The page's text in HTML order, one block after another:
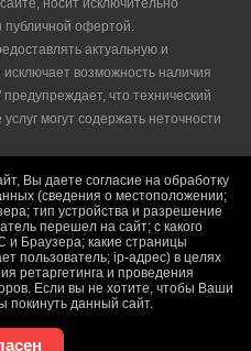
носит исключительно
публичной офертой.
актуальную и
возможность наличия
что технический
могут содержать неточности
продажи
Вы даете согласие на обработку
(сведения о местоположении;
тип устройства и разрешение
перешел на сайт; с какого
и Браузера; какие страницы
пользователь; ip-адрес) в целях
ретаргетинга и проведения
Если вы не хотите, чтобы Ваши
данный сайт.